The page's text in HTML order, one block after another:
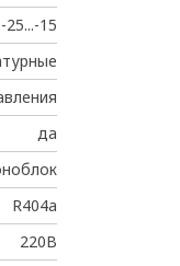
-25...-15
да
R404a
220В